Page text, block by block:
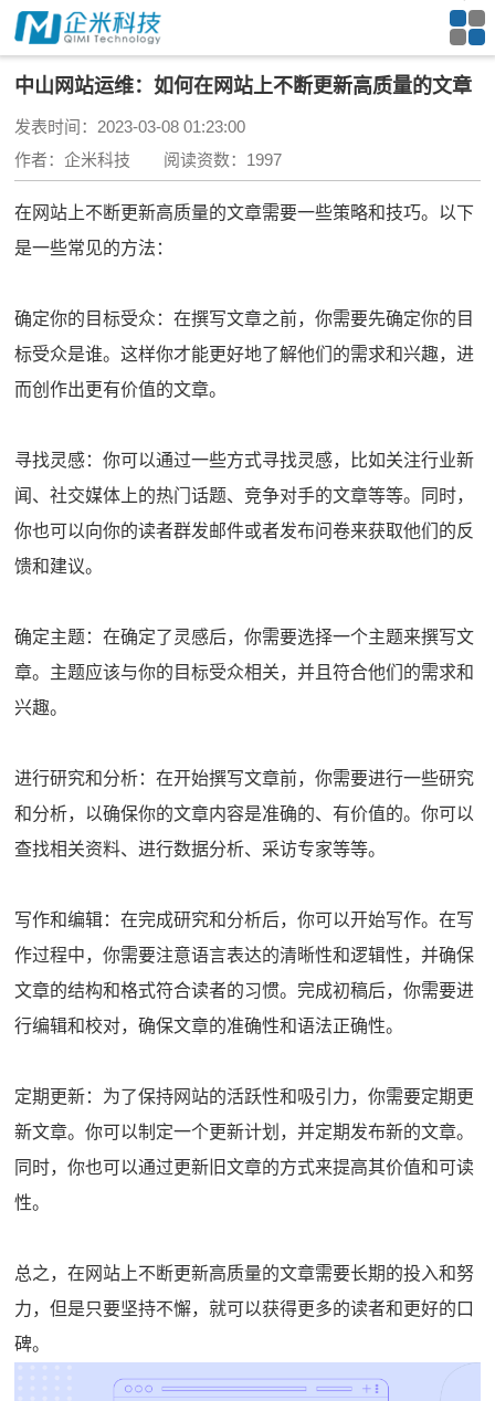
中山网站运维：如何在网站上不断更新高质量的文章
发表时间：2023-03-08 01:23:00
作者：企米科技 阅读资数：1997
在网站上不断更新高质量的文章需要一些策略和技巧。以下
是一些常见的方法：
确定你的目标受众：在撰写文章之前，你需要先确定你的目
标受众是谁。这样你才能更好地了解他们的需求和兴趣，进
而创作出更有价值的文章。
寻找灵感：你可以通过一些方式寻找灵感，比如关注行业新
闻、社交媒体上的热门话题、竞争对手的文章等等。同时，
你也可以向你的读者群发邮件或者发布问卷来获取他们的反
馈和建议。
确定主题：在确定了灵感后，你需要选择一个主题来撰写文
章。主题应该与你的目标受众相关，并且符合他们的需求和
兴趣。
进行研究和分析：在开始撰写文章前，你需要进行一些研究
和分析，以确保你的文章内容是准确的、有价值的。你可以
查找相关资料、进行数据分析、采访专家等等。
写作和编辑：在完成研究和分析后，你可以开始写作。在写
作过程中，你需要注意语言表达的清晰性和逻辑性，并确保
文章的结构和格式符合读者的习惯。完成初稿后，你需要进
行编辑和校对，确保文章的准确性和语法正确性。
定期更新：为了保持网站的活跃性和吸引力，你需要定期更
新文章。你可以制定一个更新计划，并定期发布新的文章。
同时，你也可以通过更新旧文章的方式来提高其价值和可读
性。
总之，在网站上不断更新高质量的文章需要长期的投入和努
力，但是只要坚持不懈，就可以获得更多的读者和更好的口
碑。